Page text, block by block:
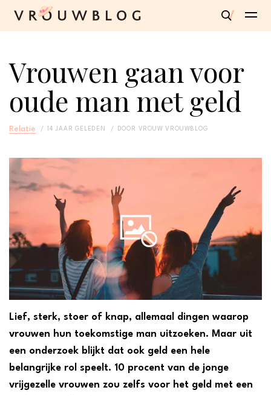
Vrouwen gaan voor
oude man met geld
Relatie 14 JAAR GELEDEN DOOR VROUW VROUWBLOG
Lief, sterk, stoer of knap, allemaal dingen waarop
vrouwen hun toekomstige man uitzoeken. Maar uit
een onderzoek blijkt dat ook geld een hele
belangrijke rol speelt. 10 procent van de jonge
vrijgezelle vrouwen zou zelfs voor het geld met een